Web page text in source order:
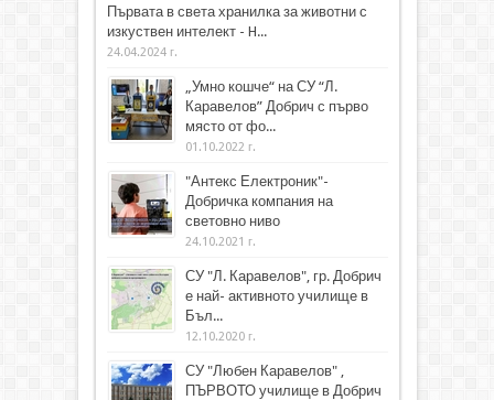
Първата в света хранилка за животни с
изкуствен интелект - H...
24.04.2024 г.
„Умно кошче“ на СУ “Л.
Каравелов” Добрич с първо
място от фо...
01.10.2022 г.
"Антекс Електроник"-
Добричка компания на
световно ниво
24.10.2021 г.
СУ "Л. Каравелов", гр. Добрич
е най- активното училище в
Бъл...
12.10.2020 г.
СУ "Любен Каравелов" ,
ПЪРВОТО училище в Добрич